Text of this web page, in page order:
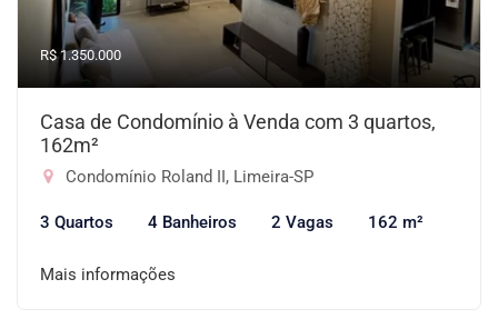
R$ 1.350.000
Casa de Condomínio à Venda com 3 quartos,
162m²
Condomínio Roland II, Limeira-SP
3 Quartos 4 Banheiros 2 Vagas 162 m²
Mais informações